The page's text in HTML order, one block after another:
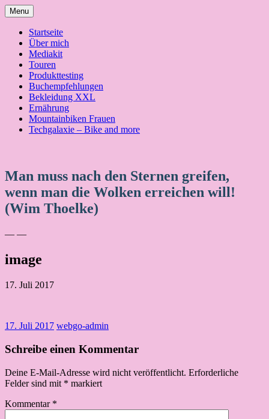
Skip
to
content
Menu
Startseite
Über mich
Mediakit
Touren
Produkttesting
Buchempfehlungen
Bekleidung XXL
Ernährung
Mountainbiken Frauen
Techgalaxie – Bike and more
Man muss nach den Sternen greifen,
wenn man die Wolken erreichen will!
(Wim Thoelke)
— —
image
17. Juli 2017
17. Juli 2017 webgo-admin
Schreibe einen Kommentar
Deine E-Mail-Adresse wird nicht veröffentlicht. Erforderliche
Felder sind mit * markiert
Kommentar *